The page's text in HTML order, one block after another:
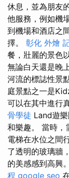
休息，並為朋友
他服務，例如機
到機場和酒店之
擇。 彰化 外燴
餐，壯麗的景色
無論白天還是晚
河流的標誌性景
庭景點之一是
可以在其中進行
骨學徒 Land遊
和樂趣。 當時，
電梯在水位之間
了透明的玻璃牆
的美感感到高興。
程 google seo